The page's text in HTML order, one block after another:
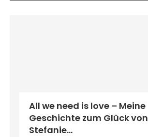
All we need is love – Meine
Geschichte zum Glück von
Stefanie...